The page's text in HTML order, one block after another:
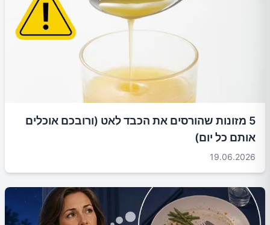
5 מזונות שהורסים את הכבד לאט (ורובכם אוכלים
אותם כל יום)
19.06.2026